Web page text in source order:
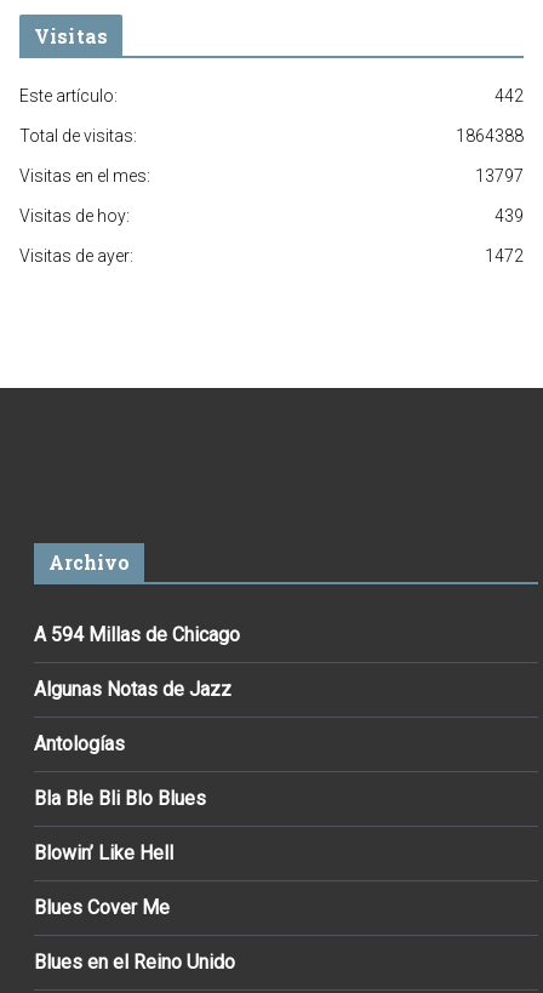
Visitas
442
Este artículo:
1864388
Total de visitas:
13797
Visitas en el mes:
439
Visitas de hoy:
1472
Visitas de ayer:
Archivo
A 594 Millas de Chicago
Algunas Notas de Jazz
Antologías
Bla Ble Bli Blo Blues
Blowin’ Like Hell
Blues Cover Me
Blues en el Reino Unido